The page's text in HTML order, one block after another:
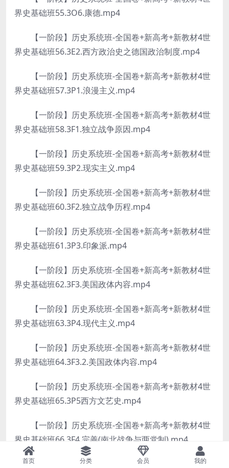
界史基础班55.3O6.康德.mp4
【一阶段】历史系统班-全国卷+新高考+新教材4世
界史基础班56.3E2.西方政治史之德国政治制度.mp4
【一阶段】历史系统班-全国卷+新高考+新教材4世
界史基础班57.3P1.浪漫主义.mp4
【一阶段】历史系统班-全国卷+新高考+新教材4世
界史基础班58.3F1.独立战争原因.mp4
【一阶段】历史系统班-全国卷+新高考+新教材4世
界史基础班59.3P2.现实主义.mp4
【一阶段】历史系统班-全国卷+新高考+新教材4世
界史基础班60.3F2.独立战争历程.mp4
【一阶段】历史系统班-全国卷+新高考+新教材4世
界史基础班61.3P3.印象派.mp4
【一阶段】历史系统班-全国卷+新高考+新教材4世
界史基础班62.3F3.美国政体内容.mp4
【一阶段】历史系统班-全国卷+新高考+新教材4世
界史基础班63.3P4.现代主义.mp4
【一阶段】历史系统班-全国卷+新高考+新教材4世
界史基础班64.3F3.2.美国政体内容.mp4
【一阶段】历史系统班-全国卷+新高考+新教材4世
界史基础班65.3P5西方文艺史.mp4
【一阶段】历史系统班-全国卷+新高考+新教材4世
界史基础班66.3F4.完善(南北战争与两党制).mp4
【一阶段】历史系统班-全国卷+新高考+新教材4世
首页 分类 会员 我的